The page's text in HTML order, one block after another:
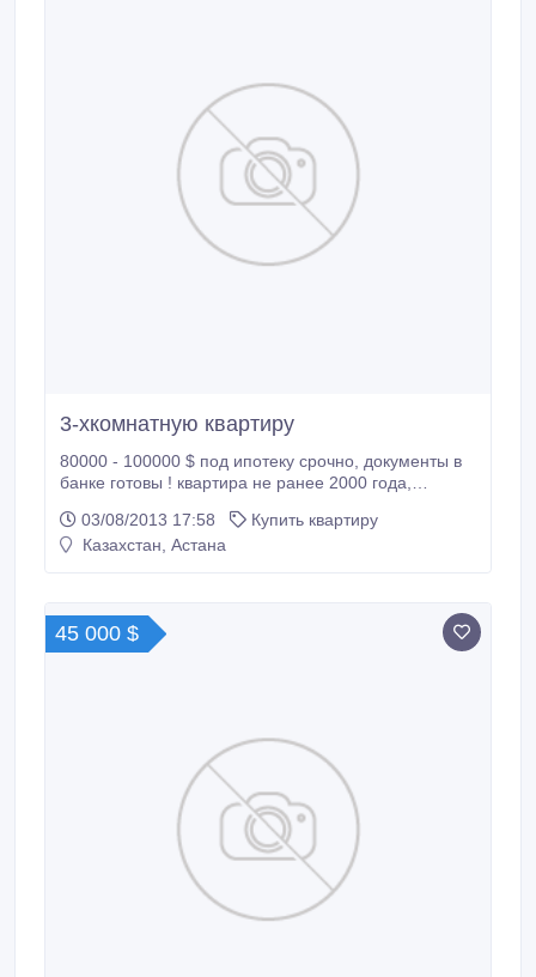
3-хкомнатную квартиру
80000 - 100000 $ под ипотеку срочно, документы в
банке готовы ! квартира не ранее 2000 года,
золотой квадрат !.
03/08/2013 17:58
Купить квартиру
Казахстан, Астана
45 000 $